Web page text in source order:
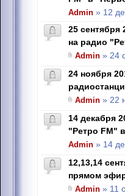
Admin » 12
25
на радио
Admin » 24
24 ноября
Admin » 22
14 декабря
"Ретро FM"
Admin » 14
12,13,14
прямом
Admin » 11